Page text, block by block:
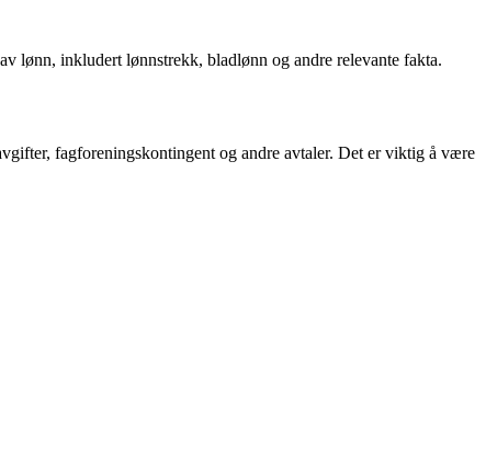
lønn, inkludert lønnstrekk, bladlønn og andre relevante fakta.
fagforeningskontingent og andre avtaler. Det er viktig å være